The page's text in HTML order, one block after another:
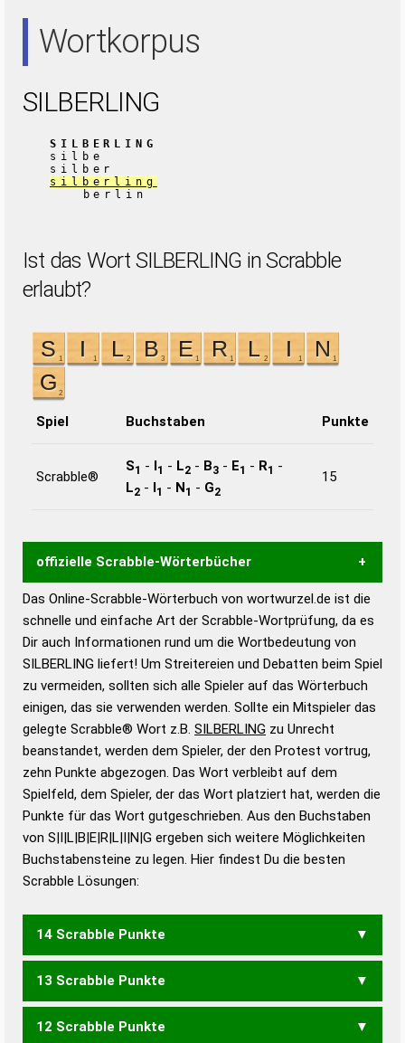
Wortkorpus
SILBERLING
SILBERLING
silbe
silber
silberling
berlin
Ist das Wort SILBERLING in Scrabble
erlaubt?
Spiel Buchstaben Punkte
Scrabble®
S1 - I1 - L2 - B3 - E1 - R1 -
L2 - I1 - N1 - G2
15
offizielle Scrabble-Wörterbücher
Wortwurzel liefert mit Hilfe eines semantischen
Wortanalyse-Algorithmus gute Anhaltspunkte zu
Wortbedeutung, Worttrennung und Wortform, um die
Gültigkeit eines Wortes für das Scrabble-Spiel zu
bestimmen!
zugelassene Turnier Scrabble-
Wörterbücher sind:
Duden – Standardwerk in 12 Bänden
Duden – Richtiges und gutes
Deutsch
Duden – Die deutsche Grammatik
Duden – Deutsches
Das Online-Scrabble-Wörterbuch von wortwurzel.de ist die
schnelle und einfache Art der Scrabble-Wortprüfung, da es
Dir auch Informationen rund um die Wortbedeutung von
SILBERLING liefert! Um Streitereien und Debatten beim Spiel
zu vermeiden, sollten sich alle Spieler auf das Wörterbuch
einigen, das sie verwenden werden. Sollte ein Mitspieler das
gelegte Scrabble® Wort z.B. SILBERLING zu Unrecht
beanstandet, werden dem Spieler, der den Protest vortrug,
zehn Punkte abgezogen. Das Wort verbleibt auf dem
Spielfeld, dem Spieler, der das Wort platziert hat, werden die
Punkte für das Wort gutgeschrieben. Aus den Buchstaben
von S|I|L|B|E|R|L|I|N|G ergeben sich weitere Möglichkeiten
Buchstabensteine zu legen. Hier findest Du die besten
Scrabble Lösungen:
14 Scrabble Punkte
BILLIGENS LIEBLINGS
13 Scrabble Punkte
BILLIGEN BILLIGER BILLIGES
12 Scrabble Punkte